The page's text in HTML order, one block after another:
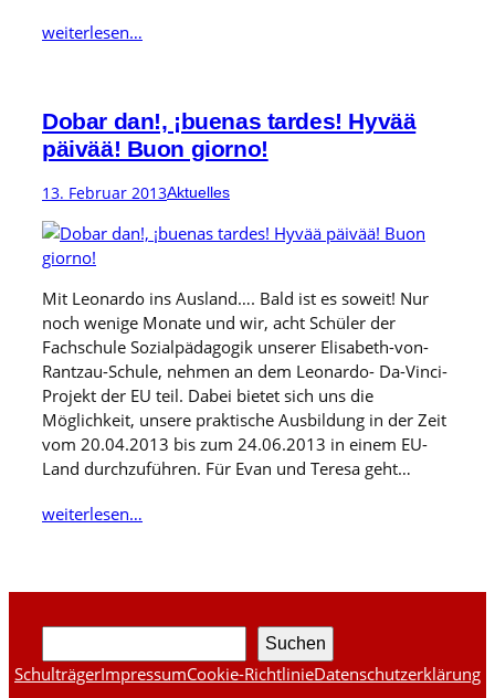
weiterlesen…
Dobar dan!, ¡buenas tardes! Hyvää
päivää! Buon giorno!
13. Februar 2013Aktuelles
Mit Leonardo ins Ausland…. Bald ist es soweit! Nur
noch wenige Monate und wir, acht Schüler der
Fachschule Sozialpädagogik unserer Elisabeth-von-
Rantzau-Schule, nehmen an dem Leonardo- Da-Vinci-
Projekt der EU teil. Dabei bietet sich uns die
Möglichkeit, unsere praktische Ausbildung in der Zeit
vom 20.04.2013 bis zum 24.06.2013 in einem EU-
Land durchzuführen. Für Evan und Teresa geht…
weiterlesen…
Suchen
SchulträgerImpressumCookie-RichtlinieDatenschutzerklärung